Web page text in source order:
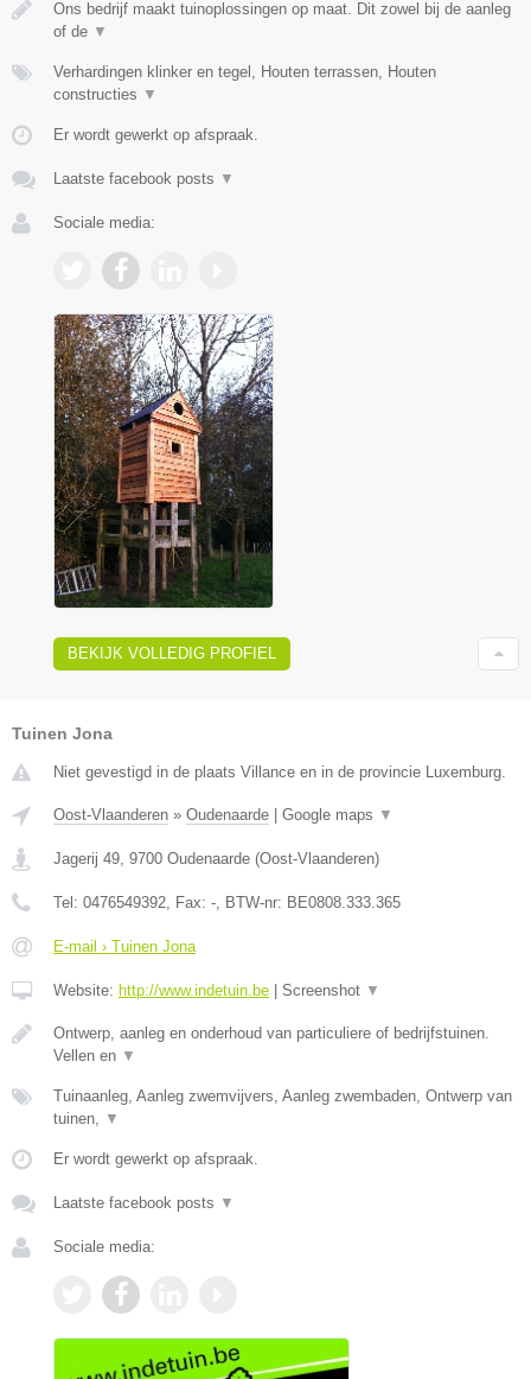
Ons bedrijf maakt tuinoplossingen op maat. Dit zowel bij de aanleg
of de ▼
Verhardingen klinker en tegel, Houten terrassen, Houten
constructies ▼
Er wordt gewerkt op afspraak.
Laatste facebook posts ▼
Sociale media:
BEKIJK VOLLEDIG PROFIEL
Tuinen Jona
Niet gevestigd in de plaats Villance en in de provincie Luxemburg.
Oost-Vlaanderen » Oudenaarde Google maps ▼
Jagerij 49, 9700 Oudenaarde (Oost-Vlaanderen)
Tel: 0476549392, Fax: -, BTW-nr: BE0808.333.365
E-mail › Tuinen Jona
Website: http://www.indetuin.be Screenshot ▼
Ontwerp, aanleg en onderhoud van particuliere of bedrijfstuinen.
Vellen en ▼
Tuinaanleg, Aanleg zwemvijvers, Aanleg zwembaden, Ontwerp van
tuinen, ▼
Er wordt gewerkt op afspraak.
Laatste facebook posts ▼
Sociale media: